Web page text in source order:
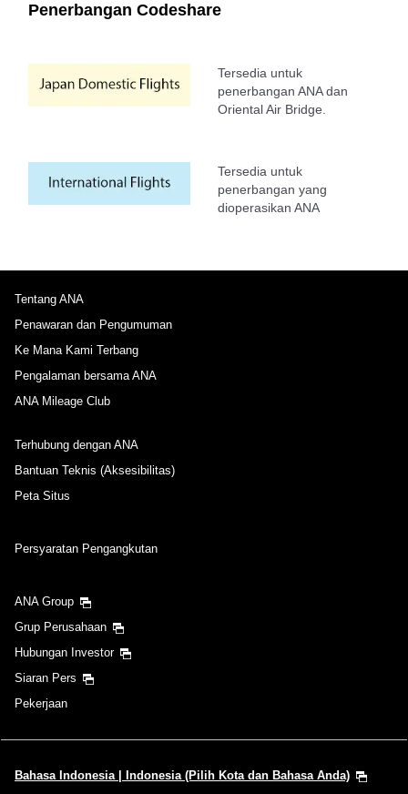
Penerbangan Codeshare
Tersedia untuk
penerbangan ANA dan
Oriental Air Bridge.
Tersedia untuk
penerbangan yang
dioperasikan ANA
Tentang ANA
Penawaran dan Pengumuman
Ke Mana Kami Terbang
Pengalaman bersama ANA
ANA Mileage Club
Terhubung dengan ANA
Bantuan Teknis (Aksesibilitas)
Peta Situs
Persyaratan Pengangkutan
ANA Group
Grup Perusahaan
Hubungan Investor
Siaran Pers
Pekerjaan
Bahasa Indonesia | Indonesia (Pilih Kota dan Bahasa Anda)